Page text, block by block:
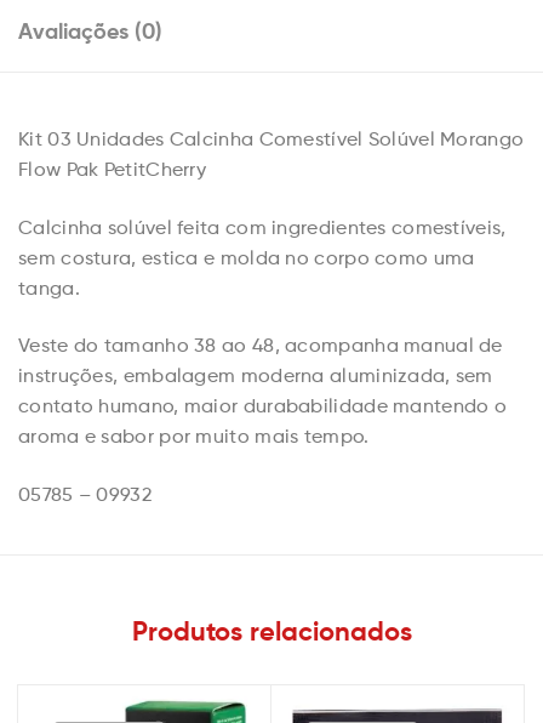
Avaliações (0)
Kit 03 Unidades Calcinha Comestível Solúvel Morango
Flow Pak PetitCherry
Calcinha solúvel feita com ingredientes comestíveis,
sem costura, estica e molda no corpo como uma
tanga.
Veste do tamanho 38 ao 48, acompanha manual de
instruções, embalagem moderna aluminizada, sem
contato humano, maior durababilidade mantendo o
aroma e sabor por muito mais tempo.
05785 – 09932
Produtos relacionados